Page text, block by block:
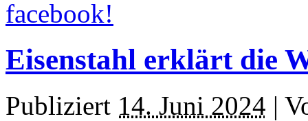
Eisenstahl erklärt die
Publiziert 14. Juni 2024 |